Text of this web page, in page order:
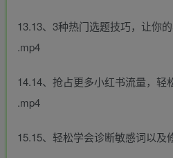
13.13、3种热门选题技巧，让你
.mp4
14.14、抢占更多小红书流量，轻
.mp4
15.15、轻松学会诊断敏感词以及